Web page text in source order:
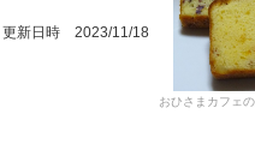
おひさまカフェ
更新日時 2023/11/18